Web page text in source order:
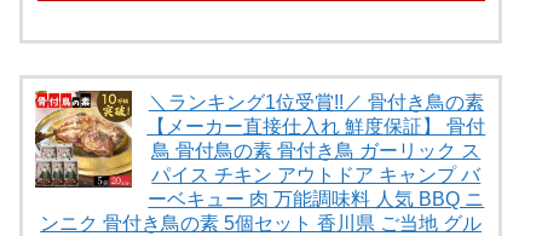
＼ランキング1位受賞!!／ 骨付き鳥の素
【メーカー直接仕入れ 鮮度保証】 骨付
鳥 骨付鳥の素 骨付き鳥 ガーリック ス
パイス チキン アウトドア キャンプ バ
ーベキュー 肉 万能調味料 人気 BBQ ニ
ンニク 骨付き鳥の素 5個セット 香川県 ご当地 グル